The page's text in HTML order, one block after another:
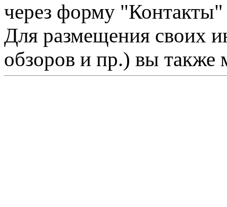
через форму "Контакты"
Для размещения своих
обзоров и пр.) вы также